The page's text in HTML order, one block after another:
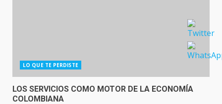
LO QUE TE PERDISTE
LOS SERVICIOS COMO MOTOR DE LA ECONOMÍA
COLOMBIANA